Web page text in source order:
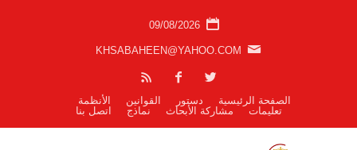
09/08/2026
KHSABAHEEN@YAHOO.COM
الصفحة الرئيسية دستور القوانين
الأنظمة
تعليمات
مشاركة الأبحاث نماذج اتصل بنا